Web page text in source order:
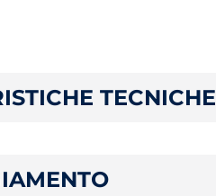
TECNICHE